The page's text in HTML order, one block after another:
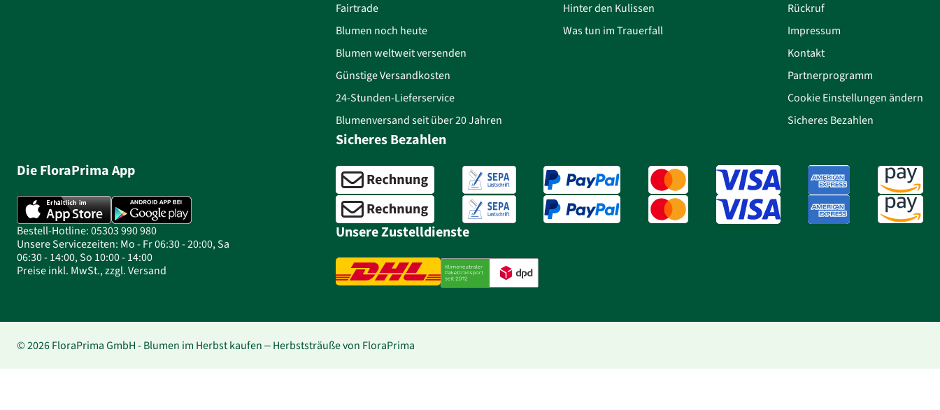
Die FloraPrima App
Bestell-Hotline: 05303 990 980
Unsere Servicezeiten: Mo - Fr 06:30 - 20:00, Sa
06:30 - 14:00, So 10:00 - 14:00
Preise inkl. MwSt., zzgl. Versand
Fairtrade
Blumen noch heute
Blumen weltweit versenden
Günstige Versandkosten
24-Stunden-Lieferservice
Blumenversand seit über 20 Jahren
Hinter den Kulissen
Was tun im Trauerfall
Rückruf
Impressum
Kontakt
Partnerprogramm
Cookie Einstellungen ändern
Sicheres Bezahlen
Sicheres Bezahlen
Unsere Zustelldienste
© 2026 FloraPrima GmbH - Blumen im Herbst kaufen – Herbststräuße von FloraPrima